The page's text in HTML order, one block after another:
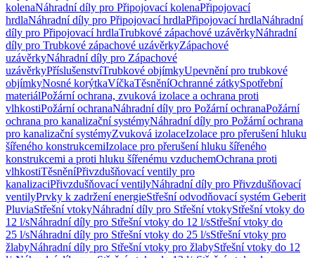
kolenaNáhradní díly pro Připojovací kolenaPřipojovací
hrdlaNáhradní díly pro Připojovací hrdlaPřipojovací hrdlaNáhradní
díly pro Připojovací hrdlaTrubkové zápachové uzávěrkyNáhradní
díly pro Trubkové zápachové uzávěrkyZápachové
uzávěrkyNáhradní díly pro Zápachové
uzávěrkyPříslušenstvíTrubkové objímkyUpevnění pro trubkové
objímkyNosné korýtkaVíčkaTěsněníOchranné zátkySpotřební
materiálPožární ochrana, zvuková izolace a ochrana proti
vlhkostiPožární ochranaNáhradní díly pro Požární ochranaPožární
ochrana pro kanalizační systémyNáhradní díly pro Požární ochrana
pro kanalizační systémyZvuková izolaceIzolace pro přerušení hluku
šířeného konstrukcemiIzolace pro přerušení hluku šířeného
konstrukcemi a proti hluku šířenému vzduchemOchrana proti
vlhkostiTěsněníPřivzdušňovací ventily pro
kanalizaciPřivzdušňovací ventilyNáhradní díly pro Přivzdušňovací
ventilyPrvky k zadržení energieStřešní odvodňovací systém Geberit
PluviaStřešní vtokyNáhradní díly pro Střešní vtokyStřešní vtoky do
12 l/sNáhradní díly pro Střešní vtoky do 12 l/sStřešní vtoky do
25 l/sNáhradní díly pro Střešní vtoky do 25 l/sStřešní vtoky pro
žlabyNáhradní díly pro Střešní vtoky pro žlabyStřešní vtoky do 12